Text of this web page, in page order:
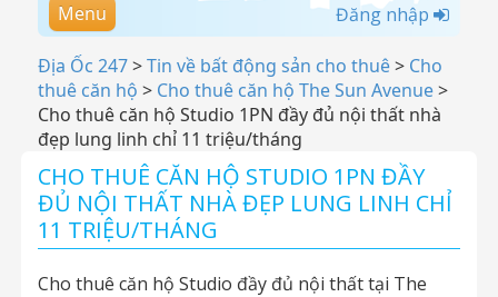
Menu Đăng nhập
Địa Ốc 247>Tin về bất động sản cho thuê> Cho
thuê căn hộ > Cho thuê căn hộ The Sun Avenue>
Cho thuê căn hộ Studio 1PN đầy đủ nội thất nhà
đẹp lung linh chỉ 11 triệu/tháng
CHO THUÊ CĂN HỘ STUDIO 1PN ĐẦY
ĐỦ NỘI THẤT NHÀ ĐẸP LUNG LINH CHỈ
11 TRIỆU/THÁNG
Cho thuê căn hộ Studio đầy đủ nội thất tại The